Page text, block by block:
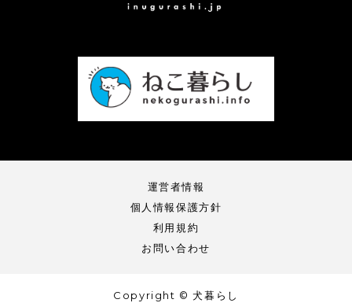
運営者情報
個人情報保護方針
利用規約
お問い合わせ
Copyright © 犬暮らし